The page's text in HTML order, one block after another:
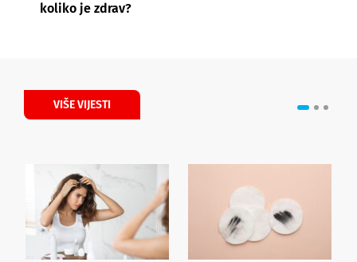
koliko je zdrav?
VIŠE VIJESTI